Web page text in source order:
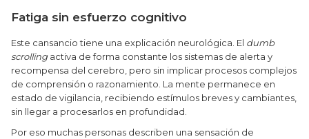
Fatiga sin esfuerzo cognitivo
Este cansancio tiene una explicación neurológica. El dumb
scrollingactiva de forma constante los sistemas de alerta y
recompensa del cerebro, pero sin implicar procesos complejos
de comprensión o razonamiento. La mente permanece en
estado de vigilancia, recibiendo estímulos breves y cambiantes,
sin llegar a procesarlos en profundidad.
Por eso muchas personas describen una sensación de